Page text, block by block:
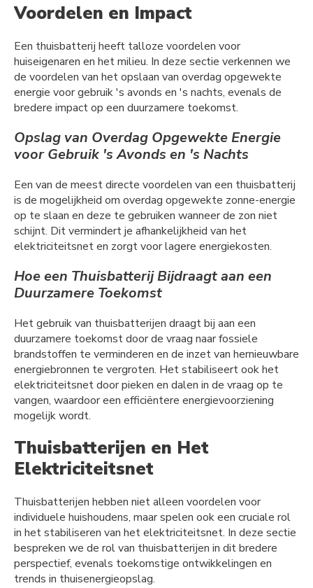
Voordelen en Impact
Een thuisbatterij heeft talloze voordelen voor
huiseigenaren en het milieu. In deze sectie verkennen we
de voordelen van het opslaan van overdag opgewekte
energie voor gebruik 's avonds en 's nachts, evenals de
bredere impact op een duurzamere toekomst.
Opslag van Overdag Opgewekte Energie
voor Gebruik 's Avonds en 's Nachts
Een van de meest directe voordelen van een thuisbatterij
is de mogelijkheid om overdag opgewekte zonne-energie
op te slaan en deze te gebruiken wanneer de zon niet
schijnt. Dit vermindert je afhankelijkheid van het
elektriciteitsnet en zorgt voor lagere energiekosten.
Hoe een Thuisbatterij Bijdraagt aan een
Duurzamere Toekomst
Het gebruik van thuisbatterijen draagt bij aan een
duurzamere toekomst door de vraag naar fossiele
brandstoffen te verminderen en de inzet van hernieuwbare
energiebronnen te vergroten. Het stabiliseert ook het
elektriciteitsnet door pieken en dalen in de vraag op te
vangen, waardoor een efficiëntere energievoorziening
mogelijk wordt.
Thuisbatterijen en Het
Elektriciteitsnet
Thuisbatterijen hebben niet alleen voordelen voor
individuele huishoudens, maar spelen ook een cruciale rol
in het stabiliseren van het elektriciteitsnet. In deze sectie
bespreken we de rol van thuisbatterijen in dit bredere
perspectief, evenals toekomstige ontwikkelingen en
trends in thuisenergieopslag.